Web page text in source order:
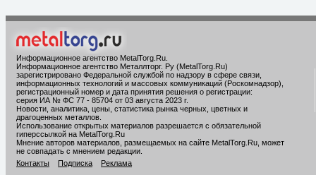
Информационное агентство MetalTorg.Ru
Информационное агентство Металлторг. Ру (MetalTorg.Ru)
зарегистрировано Федеральной службой по надзору в сфере связи,
информационных технологий и массовых коммуникаций (Роскомнадзор),
регистрационный номер и дата принятия решения о регистрации:
серия ИА № ФС 77 - 85704 от 03 августа 2023 г.
Новости, аналитика, цены, статистика рынка черных, цветных и
драгоценных металлов.
Использование открытых материалов разрешается с обязательной
гиперссылкой на MetalTorg.Ru
Мнение авторов материалов, размещаемых на сайте MetalTorg.Ru, может
не совпадать с мнением редакции.
Контакты
Подписка Реклама